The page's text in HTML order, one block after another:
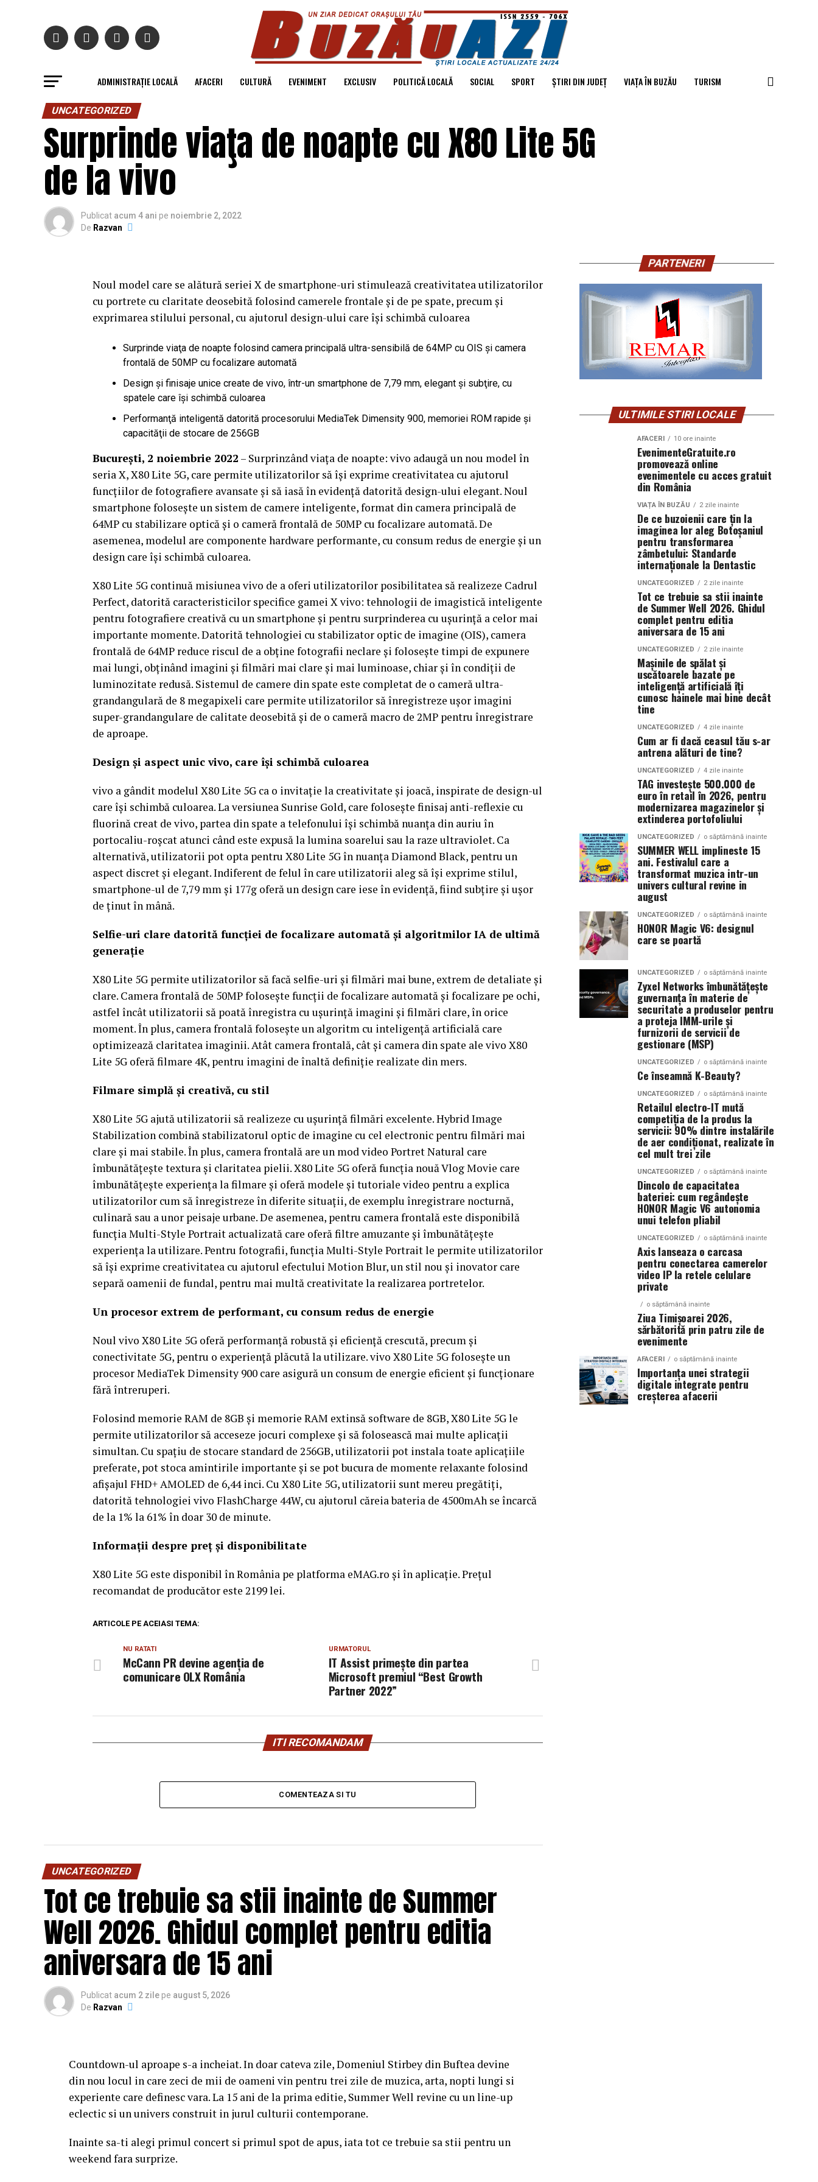
ADMINISTRAȚIE LOCALĂ AFACERI CULTURĂ EVENIMENT EXCLUSIV POLITICĂ LOCALĂ SOCIAL SPORT ȘTIRI DIN JUDEȚ VIAȚA ÎN BUZĂU TURISM
UNCATEGORIZED
Surprinde viaţa de noapte cu X80 Lite 5G
de la vivo
Publicat acum 4 ani pe noiembrie 2, 2022
De Razvan
Noul model care se alătură seriei X de smartphone-uri stimulează creativitatea utilizatorilor
cu portrete cu claritate deosebită folosind camerele frontale şi de pe spate, precum și
exprimarea stilului personal, cu ajutorul design-ului care îşi schimbă culoarea
Surprinde viaţa de noapte folosind camera principală ultra-sensibilă de 64MP cu OIS şi camera
frontală de 50MP cu focalizare automată
Design şi finisaje unice create de vivo, într-un smartphone de 7,79 mm, elegant şi subţire, cu
spatele care îşi schimbă culoarea
Performanţă inteligentă datorită procesorului MediaTek Dimensity 900, memoriei ROM rapide şi
capacităţii de stocare de 256GB
Bucureşti, 2 noiembrie 2022 – Surprinzând viaţa de noapte: vivo adaugă un nou model în
seria X, X80 Lite 5G, care permite utilizatorilor să îşi exprime creativitatea cu ajutorul
funcţiilor de fotografiere avansate şi să iasă în evidenţă datorită design-ului elegant. Noul
smartphone foloseşte un sistem de camere inteligente, format din camera principală de
64MP cu stabilizare optică şi o cameră frontală de 50MP cu focalizare automată. De
asemenea, modelul are componente hardware performante, cu consum redus de energie şi un
design care îşi schimbă culoarea.
X80 Lite 5G continuă misiunea vivo de a oferi utilizatorilor posibilitatea să realizeze Cadrul
Perfect, datorită caracteristicilor specifice gamei X vivo: tehnologii de imagistică inteligente
pentru fotografiere creativă cu un smartphone şi pentru surprinderea cu uşurinţă a celor mai
importante momente. Datorită tehnologiei cu stabilizator optic de imagine (OIS), camera
frontală de 64MP reduce riscul de a obţine fotografii neclare şi foloseşte timpi de expunere
mai lungi, obţinând imagini şi filmări mai clare şi mai luminoase, chiar şi în condiţii de
luminozitate redusă. Sistemul de camere din spate este completat de o cameră ultra-
grandangulară de 8 megapixeli care permite utilizatorilor să înregistreze uşor imagini
super-grandangulare de calitate deosebită şi de o cameră macro de 2MP pentru înregistrare
de aproape.
Design şi aspect unic vivo, care îşi schimbă culoarea
vivo a gândit modelul X80 Lite 5G ca o invitaţie la creativitate şi joacă, inspirate de design-ul
care îşi schimbă culoarea. La versiunea Sunrise Gold, care foloseşte finisaj anti-reflexie cu
fluorină creat de vivo, partea din spate a telefonului îşi schimbă nuanţa din auriu în
portocaliu-roşcat atunci când este expusă la lumina soarelui sau la raze ultraviolet. Ca
alternativă, utilizatorii pot opta pentru X80 Lite 5G în nuanţa Diamond Black, pentru un
aspect discret şi elegant. Indiferent de felul în care utilizatorii aleg să îşi exprime stilul,
smartphone-ul de 7,79 mm şi 177g oferă un design care iese în evidenţă, fiind subţire şi uşor
de ţinut în mână.
Selfie-uri clare datorită funcţiei de focalizare automată şi algoritmilor IA de ultimă
generaţie
X80 Lite 5G permite utilizatorilor să facă selfie-uri şi filmări mai bune, extrem de detaliate şi
clare. Camera frontală de 50MP foloseşte funcţii de focalizare automată şi focalizare pe ochi,
astfel încât utilizatorii să poată înregistra cu uşurinţă imagini şi filmări clare, în orice
moment. În plus, camera frontală foloseşte un algoritm cu inteligenţă artificială care
optimizează claritatea imaginii. Atât camera frontală, cât şi camera din spate ale vivo X80
Lite 5G oferă filmare 4K, pentru imagini de înaltă definiţie realizate din mers.
Filmare simplă şi creativă, cu stil
X80 Lite 5G ajută utilizatorii să realizeze cu uşurinţă filmări excelente. Hybrid Image
Stabilization combină stabilizatorul optic de imagine cu cel electronic pentru filmări mai
clare şi mai stabile. În plus, camera frontală are un mod video Portret Natural care
îmbunătăţeşte textura şi claritatea pielii. X80 Lite 5G oferă funcţia nouă Vlog Movie care
îmbunătăţeşte experienţa la filmare şi oferă modele şi tutoriale video pentru a explica
utilizatorilor cum să înregistreze în diferite situaţii, de exemplu înregistrare nocturnă,
culinară sau a unor peisaje urbane. De asemenea, pentru camera frontală este disponibilă
funcţia Multi-Style Portrait actualizată care oferă filtre amuzante şi îmbunătăţeşte
experienţa la utilizare. Pentru fotografii, funcţia Multi-Style Portrait le permite utilizatorilor
să îşi exprime creativitatea cu ajutorul efectului Motion Blur, un stil nou şi inovator care
separă oamenii de fundal, pentru mai multă creativitate la realizarea portretelor.
Un procesor extrem de performant, cu consum redus de energie
Noul vivo X80 Lite 5G oferă performanţă robustă şi eficienţă crescută, precum şi
conectivitate 5G, pentru o experienţă plăcută la utilizare. vivo X80 Lite 5G foloseşte un
procesor MediaTek Dimensity 900 care asigură un consum de energie eficient şi funcţionare
fără întreruperi.
Folosind memorie RAM de 8GB şi memorie RAM extinsă software de 8GB, X80 Lite 5G le
permite utilizatorilor să acceseze jocuri complexe şi să folosească mai multe aplicaţii
simultan. Cu spaţiu de stocare standard de 256GB, utilizatorii pot instala toate aplicaţiile
preferate, pot stoca amintirile importante şi se pot bucura de momente relaxante folosind
afişajul FHD+ AMOLED de 6,44 inci. Cu X80 Lite 5G, utilizatorii sunt mereu pregătiţi,
datorită tehnologiei vivo FlashCharge 44W, cu ajutorul căreia bateria de 4500mAh se încarcă
de la 1% la 61% în doar 30 de minute.
Informaţii despre preţ şi disponibilitate
X80 Lite 5G este disponibil în România pe platforma eMAG.ro și în aplicație. Preţul
recomandat de producător este 2199 lei.
ARTICOLE PE ACEIASI TEMA:
URMATORUL
IT Assist primește din partea
Microsoft premiul “Best Growth
Partner 2022”
NU RATATI
McCann PR devine agenția de
comunicare OLX România
ITI RECOMANDAM
COMENTEAZA SI TU
UNCATEGORIZED
Tot ce trebuie sa stii inainte de Summer
Well 2026. Ghidul complet pentru editia
aniversara de 15 ani
Publicat acum 2 zile pe august 5, 2026
De Razvan
Countdown-ul aproape s-a incheiat. In doar cateva zile, Domeniul Stirbey din Buftea devine
din nou locul in care zeci de mii de oameni vin pentru trei zile de muzica, arta, nopti lungi si
experiente care definesc vara. La 15 ani de la prima editie, Summer Well revine cu un line-up
eclectic si un univers construit in jurul culturii contemporane.
Inainte sa-ti alegi primul concert si primul spot de apus, iata tot ce trebuie sa stii pentru un
weekend fara surprize.
PARTENERI
ULTIMILE STIRI LOCALE
AFACERI 10 ore inainte
EvenimenteGratuite.ro
promovează online
evenimentele cu acces gratuit
din România
VIAȚA ÎN BUZĂU 2 zile inainte
De ce buzoienii care țin la
imaginea lor aleg Botoșaniul
pentru transformarea
zâmbetului: Standarde
internaționale la Dentastic
UNCATEGORIZED 2 zile inainte
Tot ce trebuie sa stii inainte
de Summer Well 2026. Ghidul
complet pentru editia
aniversara de 15 ani
UNCATEGORIZED 2 zile inainte
Mașinile de spălat și
uscătoarele bazate pe
inteligență artificială îți
cunosc hainele mai bine decât
tine
UNCATEGORIZED 4 zile inainte
Cum ar fi dacă ceasul tău s-ar
antrena alături de tine?
UNCATEGORIZED 4 zile inainte
TAG investește 500.000 de
euro în retail în 2026, pentru
modernizarea magazinelor și
extinderea portofoliului
UNCATEGORIZED o săptămână inainte
SUMMER WELL implineste 15
ani. Festivalul care a
transformat muzica intr-un
univers cultural revine in
august
UNCATEGORIZED o săptămână inainte
HONOR Magic V6: designul
care se poartă
UNCATEGORIZED o săptămână inainte
Zyxel Networks îmbunătățește
guvernanța în materie de
securitate a produselor pentru
a proteja IMM-urile și
furnizorii de servicii de
gestionare (MSP)
UNCATEGORIZED o săptămână inainte
Ce înseamnă K-Beauty?
UNCATEGORIZED o săptămână inainte
Retailul electro-IT mută
competiția de la produs la
servicii: 90% dintre instalările
de aer condiționat, realizate în
cel mult trei zile
UNCATEGORIZED o săptămână inainte
Dincolo de capacitatea
bateriei: cum regândește
HONOR Magic V6 autonomia
unui telefon pliabil
UNCATEGORIZED o săptămână inainte
Axis lanseaza o carcasa
pentru conectarea camerelor
video IP la retele celulare
private
o săptămână inainte
Ziua Timișoarei 2026,
sărbătorită prin patru zile de
evenimente
AFACERI o săptămână inainte
Importanța unei strategii
digitale integrate pentru
creșterea afacerii